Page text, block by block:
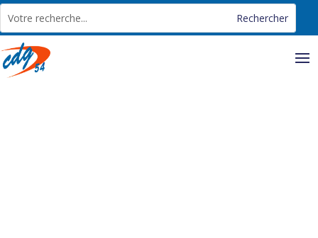
Panneau de gestion des cookies